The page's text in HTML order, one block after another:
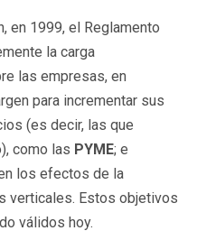
en 1999, el Reglamento
la carga
las empresas, en
para incrementar sus
(es decir, las que
como las PYME; e
los efectos de la
verticales. Estos objetivos
válidos hoy.